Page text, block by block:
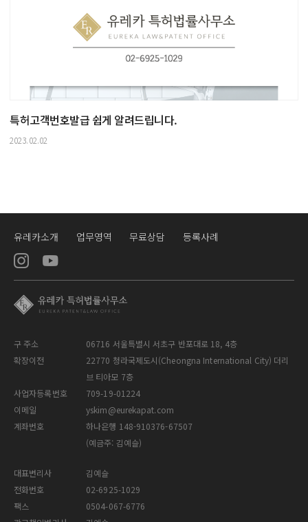
특허고객번호발급 쉽게 알려드립니다.
2023.02.02
유레카소개 업무영역 무료상담 등록사례
구 주소
06716 서울특별시 서초구 반포대로 18, 4층
확장이전
22770 청라국제도시(Cheongna International City) 더리
브 티아모 7층
사업자등록번호
709-19-01224
이메일
yskim@eurekapat.com
계좌번호
하나은행 148-910376-67507
(예금주: 김예슬)
대표변리사
김예슬
전화번호
02-6925-1029
팩스
0504-067-6776